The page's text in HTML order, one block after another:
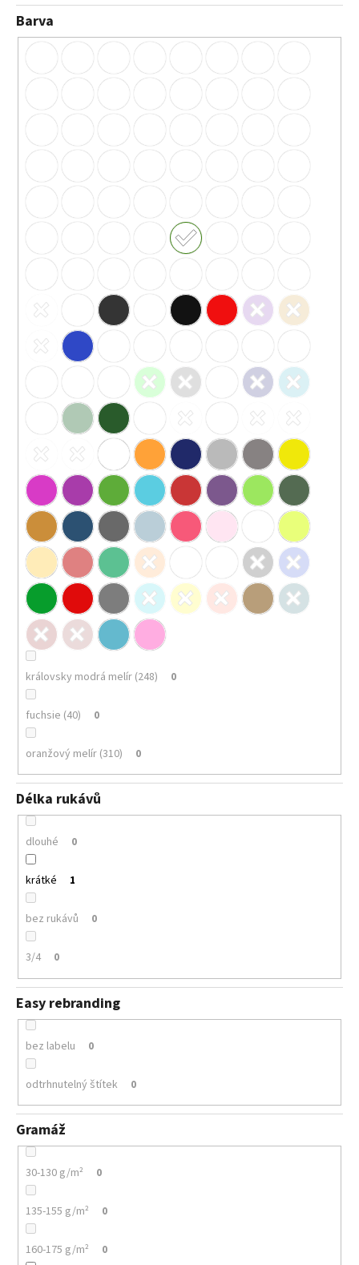
Barva
královsky modrá melír (248) 0
fuchsie (40) 0
oranžový melír (310) 0
Délka rukávů
dlouhé 0
krátké 1
bez rukávů 0
3/4 0
Easy rebranding
bez labelu 0
odtrhnutelný štítek 0
Gramáž
30-130 g/m² 0
135-155 g/m² 0
160-175 g/m² 0